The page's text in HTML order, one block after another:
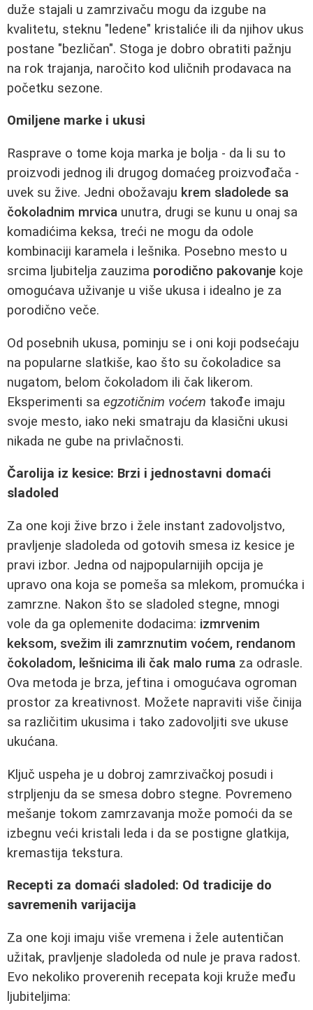
duže stajali u zamrzivaču mogu da izgube na
kvalitetu, steknu "ledene" kristaliće ili da njihov ukus
postane "bezličan". Stoga je dobro obratiti pažnju
na rok trajanja, naročito kod uličnih prodavaca na
početku sezone.
Omiljene marke i ukusi
Rasprave o tome koja marka je bolja - da li su to
proizvodi jednog ili drugog domaćeg proizvođača -
uvek su žive. Jedni obožavaju krem sladolede sa
čokoladnim mrvica unutra, drugi se kunu u onaj sa
komadićima keksa, treći ne mogu da odole
kombinaciji karamela i lešnika. Posebno mesto u
srcima ljubitelja zauzima porodično pakovanje koje
omogućava uživanje u više ukusa i idealno je za
porodično veče.
Od posebnih ukusa, pominju se i oni koji podsećaju
na popularne slatkiše, kao što su čokoladice sa
nugatom, belom čokoladom ili čak likerom.
Eksperimenti sa egzotičnim voćem takođe imaju
svoje mesto, iako neki smatraju da klasični ukusi
nikada ne gube na privlačnosti.
Čarolija iz kesice: Brzi i jednostavni domaći
sladoled
Za one koji žive brzo i žele instant zadovoljstvo,
pravljenje sladoleda od gotovih smesa iz kesice je
pravi izbor. Jedna od najpopularnijih opcija je
upravo ona koja se pomeša sa mlekom, promućka i
zamrzne. Nakon što se sladoled stegne, mnogi
vole da ga oplemenite dodacima: izmrvenim
keksom, svežim ili zamrznutim voćem, rendanom
čokoladom, lešnicima ili čak malo ruma za odrasle.
Ova metoda je brza, jeftina i omogućava ogroman
prostor za kreativnost. Možete napraviti više činija
sa različitim ukusima i tako zadovoljiti sve ukuse
ukućana.
Ključ uspeha je u dobroj zamrzivačkoj posudi i
strpljenju da se smesa dobro stegne. Povremeno
mešanje tokom zamrzavanja može pomoći da se
izbegnu veći kristali leda i da se postigne glatkija,
kremastija tekstura.
Recepti za domaći sladoled: Od tradicije do
savremenih varijacija
Za one koji imaju više vremena i žele autentičan
užitak, pravljenje sladoleda od nule je prava radost.
Evo nekoliko proverenih recepata koji kruže među
ljubiteljima: